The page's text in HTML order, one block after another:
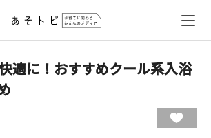
適に！おすすめクール系入浴